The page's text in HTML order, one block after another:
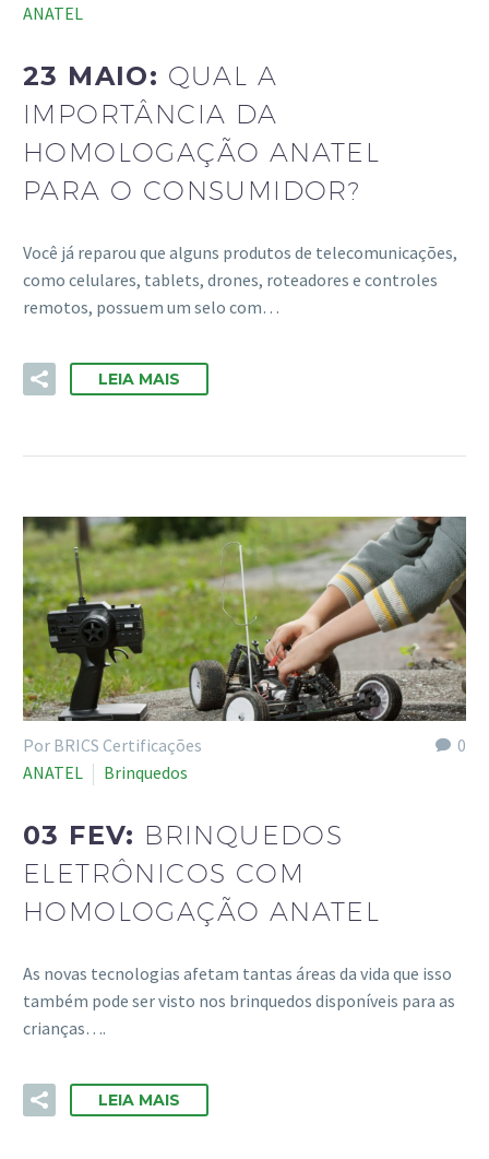
ANATEL
23 MAIO: QUAL A
IMPORTÂNCIA DA
HOMOLOGAÇÃO ANATEL
PARA O CONSUMIDOR?
Você já reparou que alguns produtos de telecomunicações,
como celulares, tablets, drones, roteadores e controles
remotos, possuem um selo com…
LEIA MAIS
0
Por BRICS Certificações
ANATEL
Brinquedos
03 FEV: BRINQUEDOS
ELETRÔNICOS COM
HOMOLOGAÇÃO ANATEL
As novas tecnologias afetam tantas áreas da vida que isso
também pode ser visto nos brinquedos disponíveis para as
crianças….
LEIA MAIS